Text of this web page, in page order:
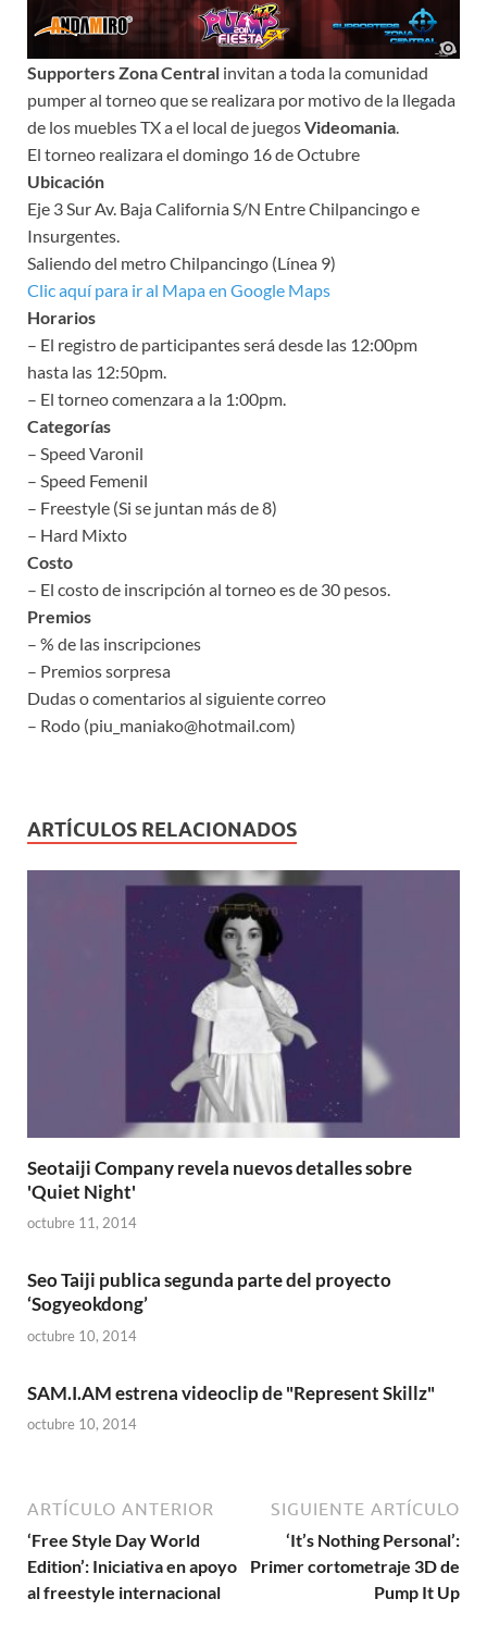
Supporters Zona Central invitan a toda la comunidad
pumper al torneo que se realizara por motivo de la llegada
de los muebles TX a el local de juegosVideomania.
El torneo realizara el domingo 16 de Octubre
Ubicación
Eje 3 Sur Av. Baja California S/N Entre Chilpancingo e
Insurgentes.
Saliendo del metro Chilpancingo (Línea 9)
Clic aquí para ir al Mapa en Google Maps
Horarios
– El registro de participantes será desde las 12:00pm
hasta las 12:50pm.
– El torneo comenzara a la 1:00pm.
Categorías
– Speed Varonil
– Speed Femenil
– Freestyle (Si se juntan más de 8)
– Hard Mixto
Costo
– El costo de inscripción al torneo es de 30 pesos.
Premios
– % de las inscripciones
– Premios sorpresa
Dudas o comentarios al siguiente correo
– Rodo (piu_maniako@hotmail.com)
ARTÍCULOS RELACIONADOS
Seotaiji Company revela nuevos detalles sobre
'Quiet Night'
octubre 11, 2014
Seo Taiji publica segunda parte del proyecto
‘Sogyeokdong’
octubre 10, 2014
SAM.I.AM estrena videoclip de "Represent Skillz"
octubre 10, 2014
ARTÍCULO ANTERIOR
‘Free Style Day World
Edition’: Iniciativa en apoyo
al freestyle internacional
SIGUIENTE ARTÍCULO
‘It’s Nothing Personal’:
Primer cortometraje 3D de
Pump It Up